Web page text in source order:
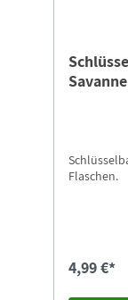
Savanne
Flaschen.
4,99 €*